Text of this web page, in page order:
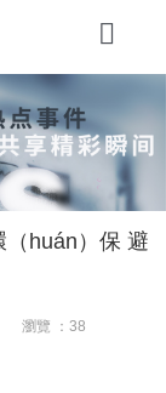
關於
產品
工程
huán）保 避
瀏覽 ：38